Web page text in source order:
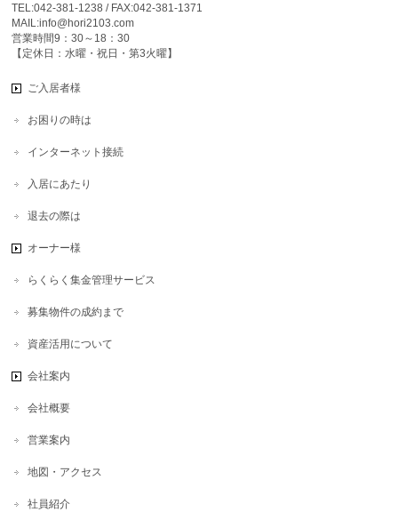
TEL:042-381-1238 / FAX:042-381-1371
MAIL:info@hori2103.com
営業時間9：30～18：30
【定休日：水曜・祝日・第3火曜】
ご入居者様
お困りの時は
インターネット接続
入居にあたり
退去の際は
オーナー様
らくらく集金管理サービス
募集物件の成約まで
資産活用について
会社案内
会社概要
営業案内
地図・アクセス
社員紹介